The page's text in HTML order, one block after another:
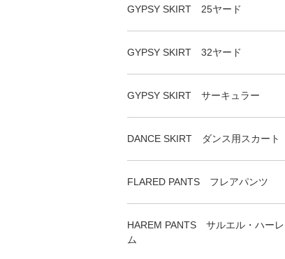
GYPSY SKIRT 25ヤード
GYPSY SKIRT 32ヤード
GYPSY SKIRT サーキュラー
DANCE SKIRT ダンス用スカート
FLARED PANTS フレアパンツ
HAREM PANTS サルエル・ハーレ
ム